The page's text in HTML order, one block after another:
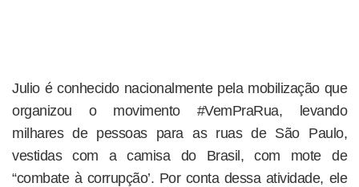
Julio é conhecido nacionalmente pela mobilização que
organizou o movimento #VemPraRua, levando
milhares de pessoas para as ruas de São Paulo,
vestidas com a camisa do Brasil, com mote de
“combate à corrupção’. Por conta dessa atividade, ele